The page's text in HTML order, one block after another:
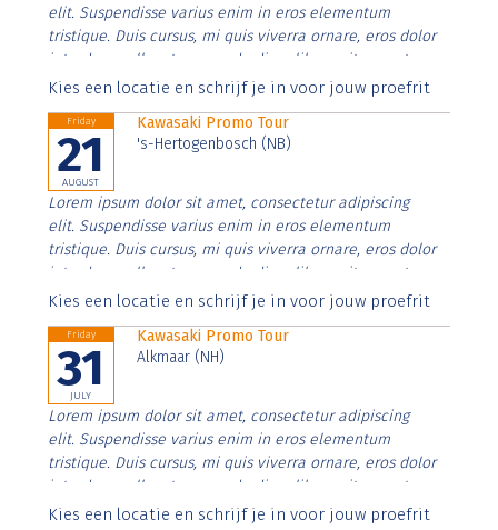
elit. Suspendisse varius enim in eros elementum
tristique. Duis cursus, mi quis viverra ornare, eros dolor
interdum nulla, ut commodo diam libero vitae erat.
Aenean faucibus nibh et justo cursus id rutrum lorem
Kies een locatie en schrijf je in voor jouw proefrit
Friday
21
AUGUST
Kawasaki Promo Tour
's-Hertogenbosch (NB)
Lorem ipsum dolor sit amet, consectetur adipiscing
elit. Suspendisse varius enim in eros elementum
tristique. Duis cursus, mi quis viverra ornare, eros dolor
interdum nulla, ut commodo diam libero vitae erat.
Aenean faucibus nibh et justo cursus id rutrum lorem
Kies een locatie en schrijf je in voor jouw proefrit
Friday
31
JULY
Kawasaki Promo Tour
Alkmaar (NH)
Lorem ipsum dolor sit amet, consectetur adipiscing
elit. Suspendisse varius enim in eros elementum
tristique. Duis cursus, mi quis viverra ornare, eros dolor
interdum nulla, ut commodo diam libero vitae erat.
Aenean faucibus nibh et justo cursus id rutrum lorem
Kies een locatie en schrijf je in voor jouw proefrit